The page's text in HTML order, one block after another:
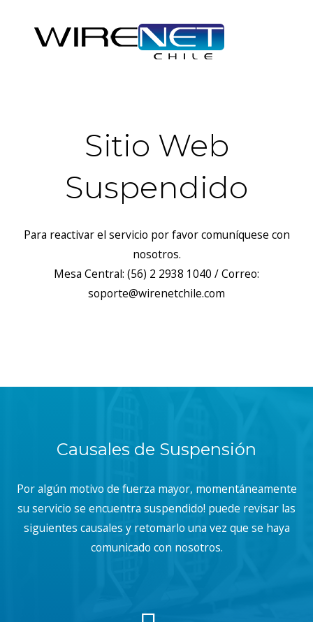
Sitio Web
Suspendido
Para reactivar el servicio por favor comuníquese con
nosotros.
Mesa Central: (56) 2 2938 1040 / Correo:
soporte@wirenetchile.com
Causales de Suspensión
Por algún motivo de fuerza mayor, momentáneamente
su servicio se encuentra suspendido! puede revisar las
siguientes causales y retomarlo una vez que se haya
comunicado con nosotros.